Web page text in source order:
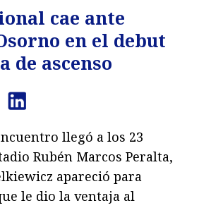
cae ante
en el debut
de ascenso
llegó a los 23
Rubén Marcos Peralta,
apareció para
le dio la ventaja al